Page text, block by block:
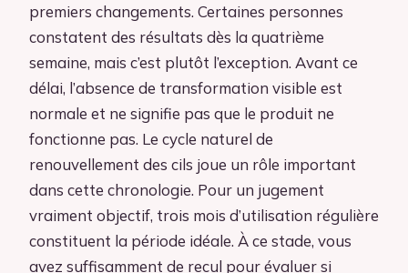
premiers changements. Certaines personnes
constatent des résultats dès la quatrième
semaine, mais c’est plutôt l’exception. Avant ce
délai, l’absence de transformation visible est
normale et ne signifie pas que le produit ne
fonctionne pas. Le cycle naturel de
renouvellement des cils joue un rôle important
dans cette chronologie. Pour un jugement
vraiment objectif, trois mois d’utilisation régulière
constituent la période idéale. À ce stade, vous
avez suffisamment de recul pour évaluer si